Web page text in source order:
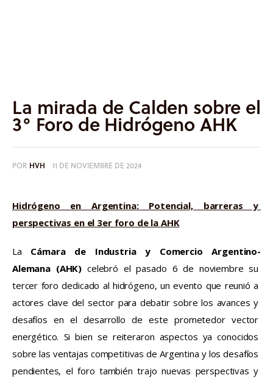
La mirada de Calden sobre el
3° Foro de Hidrógeno AHK
POR HVH 11 DE NOVIEMBRE DE 2024
Hidrógeno en Argentina: Potencial, barreras y
perspectivas en el 3er foro de la AHK
La Cámara de Industria y Comercio Argentino-
Alemana (AHK) celebró el pasado 6 de noviembre su
tercer foro dedicado al hidrógeno, un evento que reunió a
actores clave del sector para debatir sobre los avances y
desafíos en el desarrollo de este prometedor vector
energético. Si bien se reiteraron aspectos ya conocidos
sobre las ventajas competitivas de Argentina y los desafíos
pendientes, el foro también trajo nuevas perspectivas y